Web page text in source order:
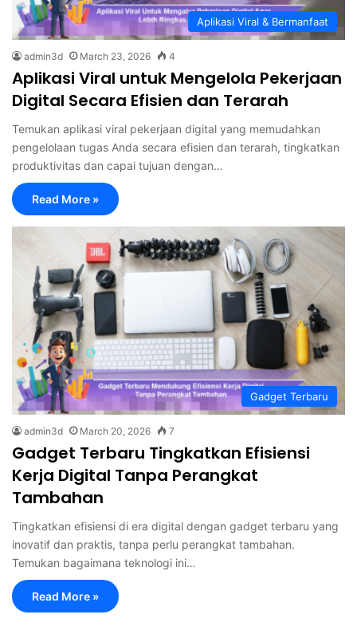
Aplikasi Viral & Bermanfaat
admin3d March 23, 2026 4
Aplikasi Viral untuk Mengelola Pekerjaan
Digital Secara Efisien dan Terarah
Temukan aplikasi viral pekerjaan digital yang memudahkan
pengelolaan tugas Anda secara efisien dan terarah, tingkatkan
produktivitas dan capai tujuan dengan…
Read More »
Gadget Terbaru
admin3d March 20, 2026 7
Gadget Terbaru Tingkatkan Efisiensi
Kerja Digital Tanpa Perangkat
Tambahan
Tingkatkan efisiensi di era digital dengan gadget terbaru yang
inovatif dan praktis, tanpa perlu perangkat tambahan.
Temukan bagaimana teknologi ini…
Read More »